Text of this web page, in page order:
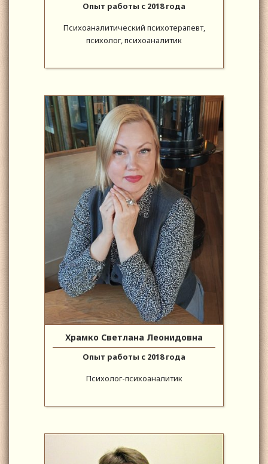
Опыт работы с 2018 года
Психоаналитический психотерапевт,
психолог, психоаналитик
Храмко Светлана Леонидовна
Опыт работы с 2018 года
Психолог-психоаналитик